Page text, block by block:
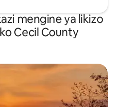
mengine ya likizo
Cecil County